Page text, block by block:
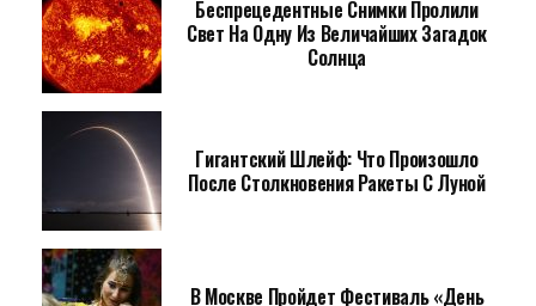
Беспрецедентные Снимки Пролили
Свет На Одну Из Величайших Загадок
Солнца
Гигантский Шлейф: Что Произошло
После Столкновения Ракеты С Луной
В Москве Пройдет Фестиваль «День